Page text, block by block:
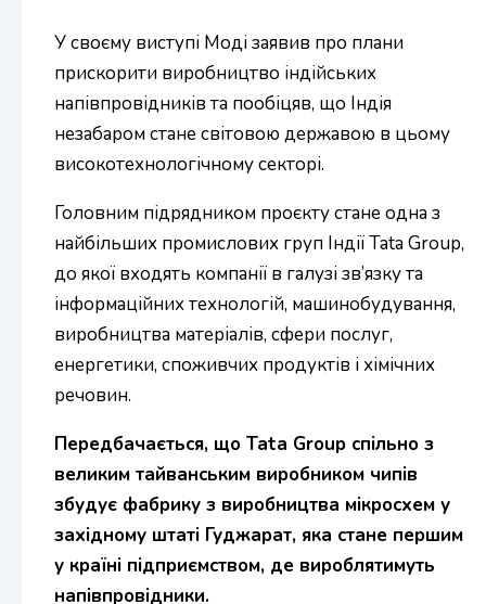
У своєму виступі Моді заявив про плани
прискорити виробництво індійських
напівпровідників та пообіцяв, що Індія
незабаром стане світовою державою в цьому
високотехнологічному секторі.
Головним підрядником проєкту стане одна з
найбільших промислових груп Індії Tata Group,
до якої входять компанії в галузі зв’язку та
інформаційних технологій, машинобудування,
виробництва матеріалів, сфери послуг,
енергетики, споживчих продуктів і хімічних
речовин.
Передбачається, що Tata Group спільно з
великим тайванським виробником чипів
збудує фабрику з виробництва мікросхем у
західному штаті Гуджарат, яка стане першим
у країні підприємством, де вироблятимуть
напівпровідники.